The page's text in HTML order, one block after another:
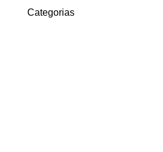
Categorias